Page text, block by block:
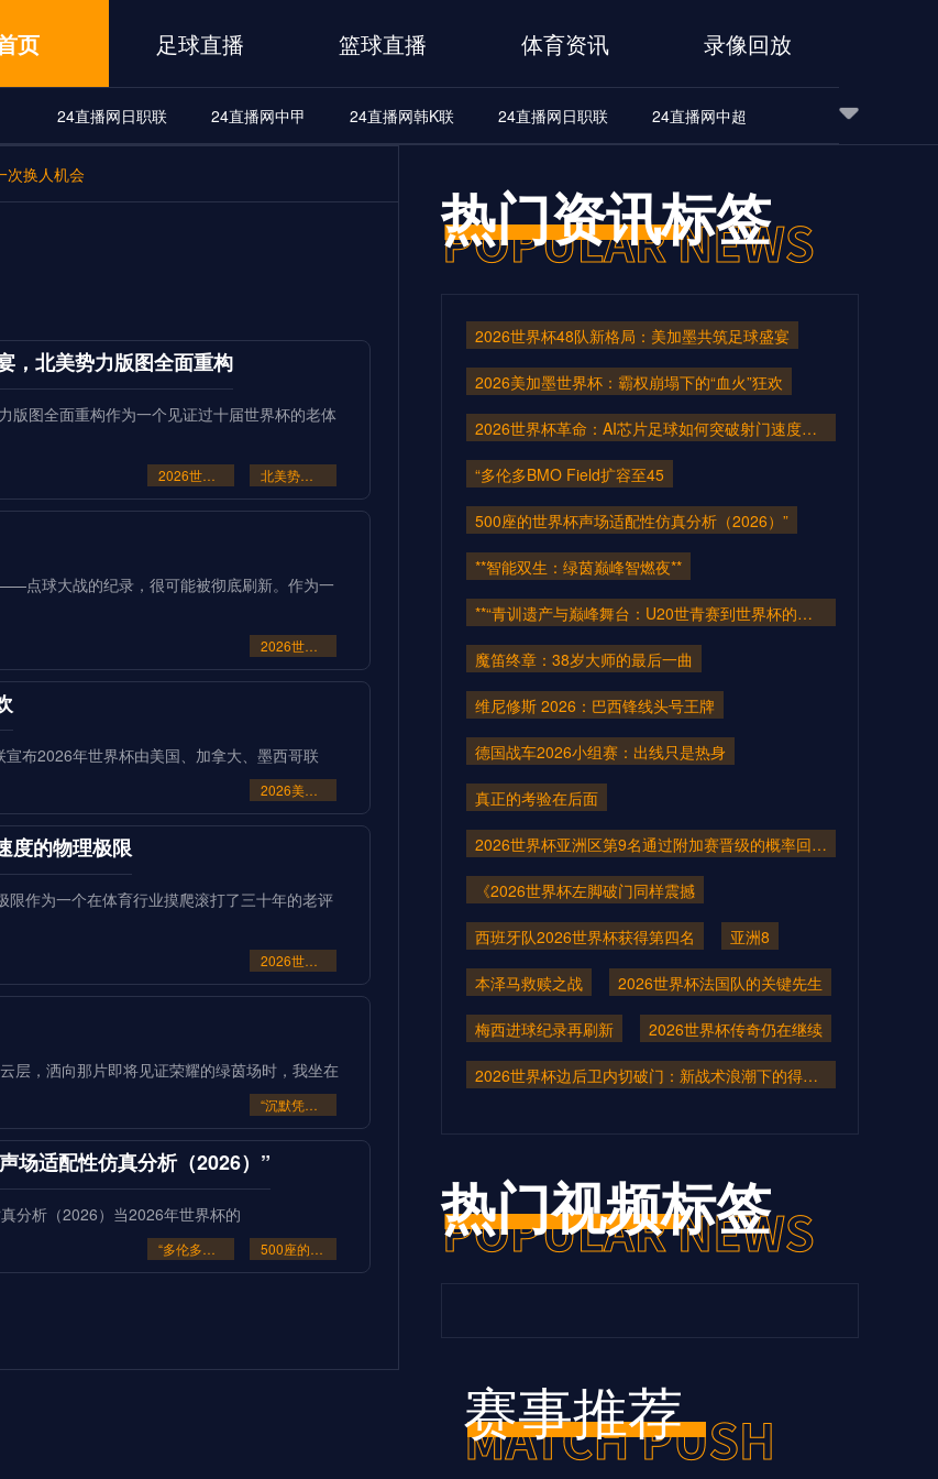
页 足球直播 篮球直播 体育资讯 录像回放
24直播网日职联 24直播网中甲 24直播网韩K联 24直播网日职联 24直播网中超
24直播网世界杯
24直播网中超 24直播网NBA
次换人机会
，北美势力版图全面重构
版图全面重构作为一个见证过十届世界杯的老体
2026世界杯48队新格局：美加墨共筑足球盛宴 北美势力版图全面重构
点球大战的纪录，很可能被彻底刷新。作为一
2026世界杯点球大战或刷新历史纪录
布2026年世界杯由美国、加拿大、墨西哥联
2026美加墨世界杯：霸权崩塌下的“血火”狂欢
度的物理极限
作为一个在体育行业摸爬滚打了三十年的老评
2026世界杯革命：AI芯片足球如何突破射门速度的物理极限
层，洒向那片即将见证荣耀的绿茵场时，我坐在
“沉默凭证：2026的隐秘交锋”
场适配性仿真分析（2026）”
分析（2026）当2026年世界杯的
“多伦多BMO Field扩容至45 500座的世界杯声场适配性仿真分析（2026）”
热门资讯标签
2026世界杯48队新格局：美加墨共筑足球盛宴
2026美加墨世界杯：霸权崩塌下的“血火”狂欢
2026世界杯革命：AI芯片足球如何突破射门速度的物理极限
“多伦多BMO Field扩容至45
500座的世界杯声场适配性仿真分析（2026）”
**智能双生：绿茵巅峰智燃夜**
**“青训遗产与巅峰舞台：U20世青赛到世界杯的三十年路径验证——以2026美加墨为参照系”**
魔笛终章：38岁大师的最后一曲
维尼修斯 2026：巴西锋线头号王牌
德国战车2026小组赛：出线只是热身
真正的考验在后面
2026世界杯亚洲区第9名通过附加赛晋级的概率回溯与突围实录
《2026世界杯左脚破门同样震撼
西班牙队2026世界杯获得第四名 亚洲8
本泽马救赎之战 2026世界杯法国队的关键先生
梅西进球纪录再刷新 2026世界杯传奇仍在继续
2026世界杯边后卫内切破门：新战术浪潮下的得分利器
热门视频标签
赛事推荐